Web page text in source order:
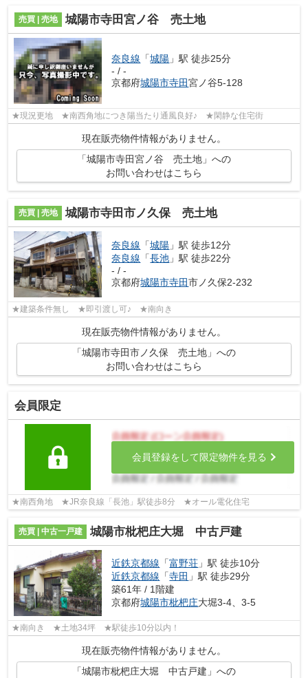
売買 | 売地 城陽市寺田宮ノ谷 売土地
奈良線 「城陽 」駅 徒歩25分
- / -
京都府城陽市寺田宮ノ谷5-128
★現況更地 ★南西角地につき陽当たり通風良好♪ ★閑静な住宅街
現在販売物件情報がありません。
「城陽市寺田宮ノ谷 売土地」への
お問い合わせはこちら
売買 | 売地 城陽市寺田市ノ久保 売土地
奈良線 「城陽 」駅 徒歩12分
奈良線 「長池 」駅 徒歩22分
- / -
京都府城陽市寺田市ノ久保2-232
★建築条件無し ★即引渡し可♪ ★南向き
現在販売物件情報がありません。
「城陽市寺田市ノ久保 売土地」への
お問い合わせはこちら
会員限定
会員登録をして限定物件を見る
★南西角地 ★JR奈良線「長池」駅徒歩8分 ★オール電化住宅
売買 | 中古一戸建 城陽市枇杷庄大堀 中古戸建
近鉄京都線 「富野荘 」駅 徒歩10分
近鉄京都線 「寺田 」駅 徒歩29分
築61年 / 1階建
京都府城陽市枇杷庄大堀3-4、3-5
★南向き ★土地34坪 ★駅徒歩10分以内！
現在販売物件情報がありません。
「城陽市枇杷庄大堀 中古戸建」への